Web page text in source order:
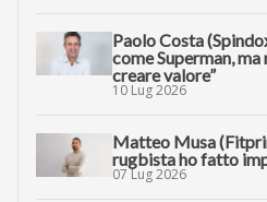
Paolo Costa
come Superman,
creare valore”
10 Lug 2026
Matteo Musa
rugbista ho fatto
07 Lug 2026